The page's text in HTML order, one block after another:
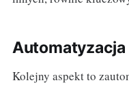
Kolejny aspekt to